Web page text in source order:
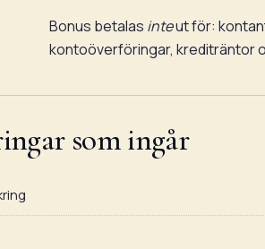
Bonus betalas inteut för:
kontoöverföringar, krediträntor
som ingår